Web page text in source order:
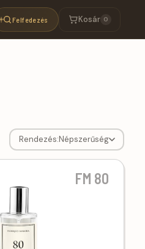
Felfedezés Kosár 0
Rendezés:Népszerűség
FM 80